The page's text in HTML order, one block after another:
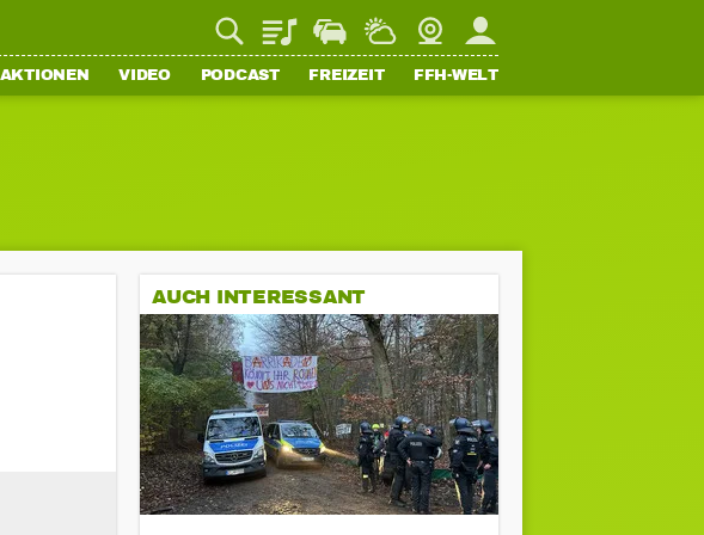
PlaylistStaupilotWetterWebcamMein FFH
AKTIONEN VIDEO PODCAST FREIZEIT FFH-WELT
AUCH INTERESSANT